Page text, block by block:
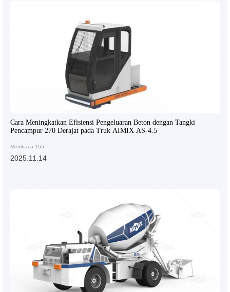
Cara Meningkatkan Efisiensi Pengeluaran Beton dengan Tangki
Pencampur 270 Derajat pada Truk AIMIX AS-4.5
Membaca:165
2025.11.14